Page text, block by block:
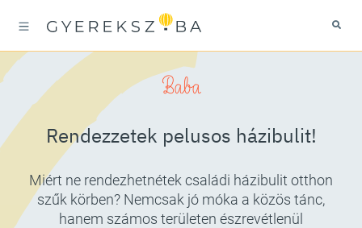
Baba
Rendezzetek pelusos házibulit!
Miért ne rendezhetnétek családi házibulit otthon
szűk körben? Nemcsak jó móka a közös tánc,
hanem számos területen észrevétlenül